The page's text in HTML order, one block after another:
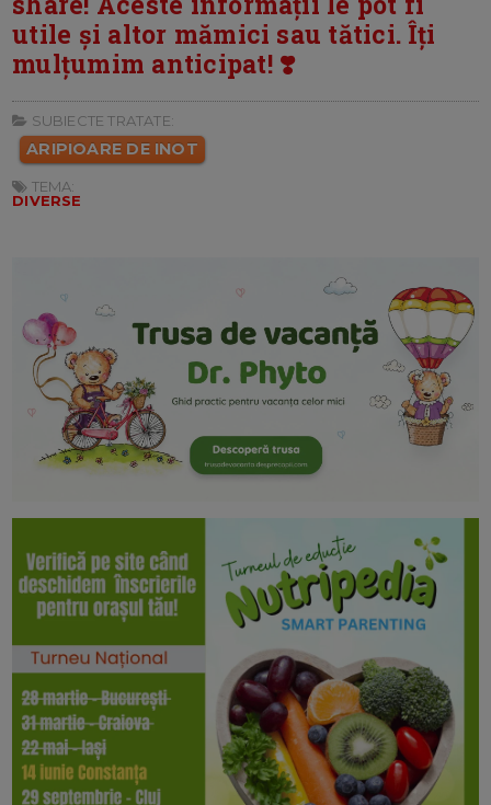
utile și altor mămici sau tătici. Îți
mulțumim anticipat! ❣️
SUBIECTE TRATATE:
ARIPIOARE DE INOT
TEMA:
DIVERSE